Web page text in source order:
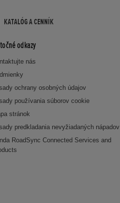
KATALÓG A CENNÍK
odkazy
nás
ochrany osobných údajov
používania súborov cookie
stránok
predkladania nevyžiadaných nápadov
RoadSync Connected Services and